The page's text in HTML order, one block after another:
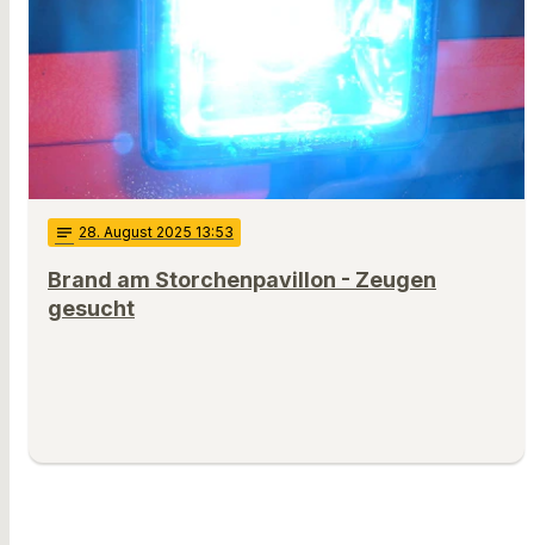
notes 28. August 2025 13:53
Brand am Storchenpavillon - Zeugen
gesucht